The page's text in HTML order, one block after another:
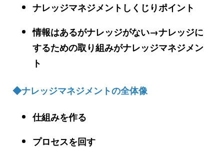
ナレッジマネジメントしくじりポイント
情報はあるがナレッジがない→ナレッジに
するための取り組みがナレッジマネジメン
ト
◆ナレッジマネジメントの全体像
仕組みを作る
プロセスを回す